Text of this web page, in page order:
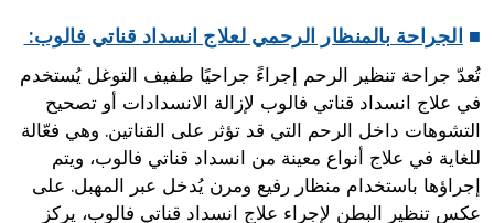
■ الجراحة بالمنظار الرحمي لعلاج انسداد قناتي فالوب:
تُعدّ جراحة تنظير الرحم إجراءً جراحيًا طفيف التوغل يُستخدم
في علاج انسداد قناتي فالوب لإزالة الانسدادات أو تصحيح
التشوهات داخل الرحم التي قد تؤثر على القناتين. وهي فعّالة
للغاية في علاج أنواع معينة من انسداد قناتي فالوب، ويتم
إجراؤها باستخدام منظار رفيع ومرن يُدخل عبر المهبل. على
عكس تنظير البطن لإجراء علاج انسداد قناتي فالوب، يركز